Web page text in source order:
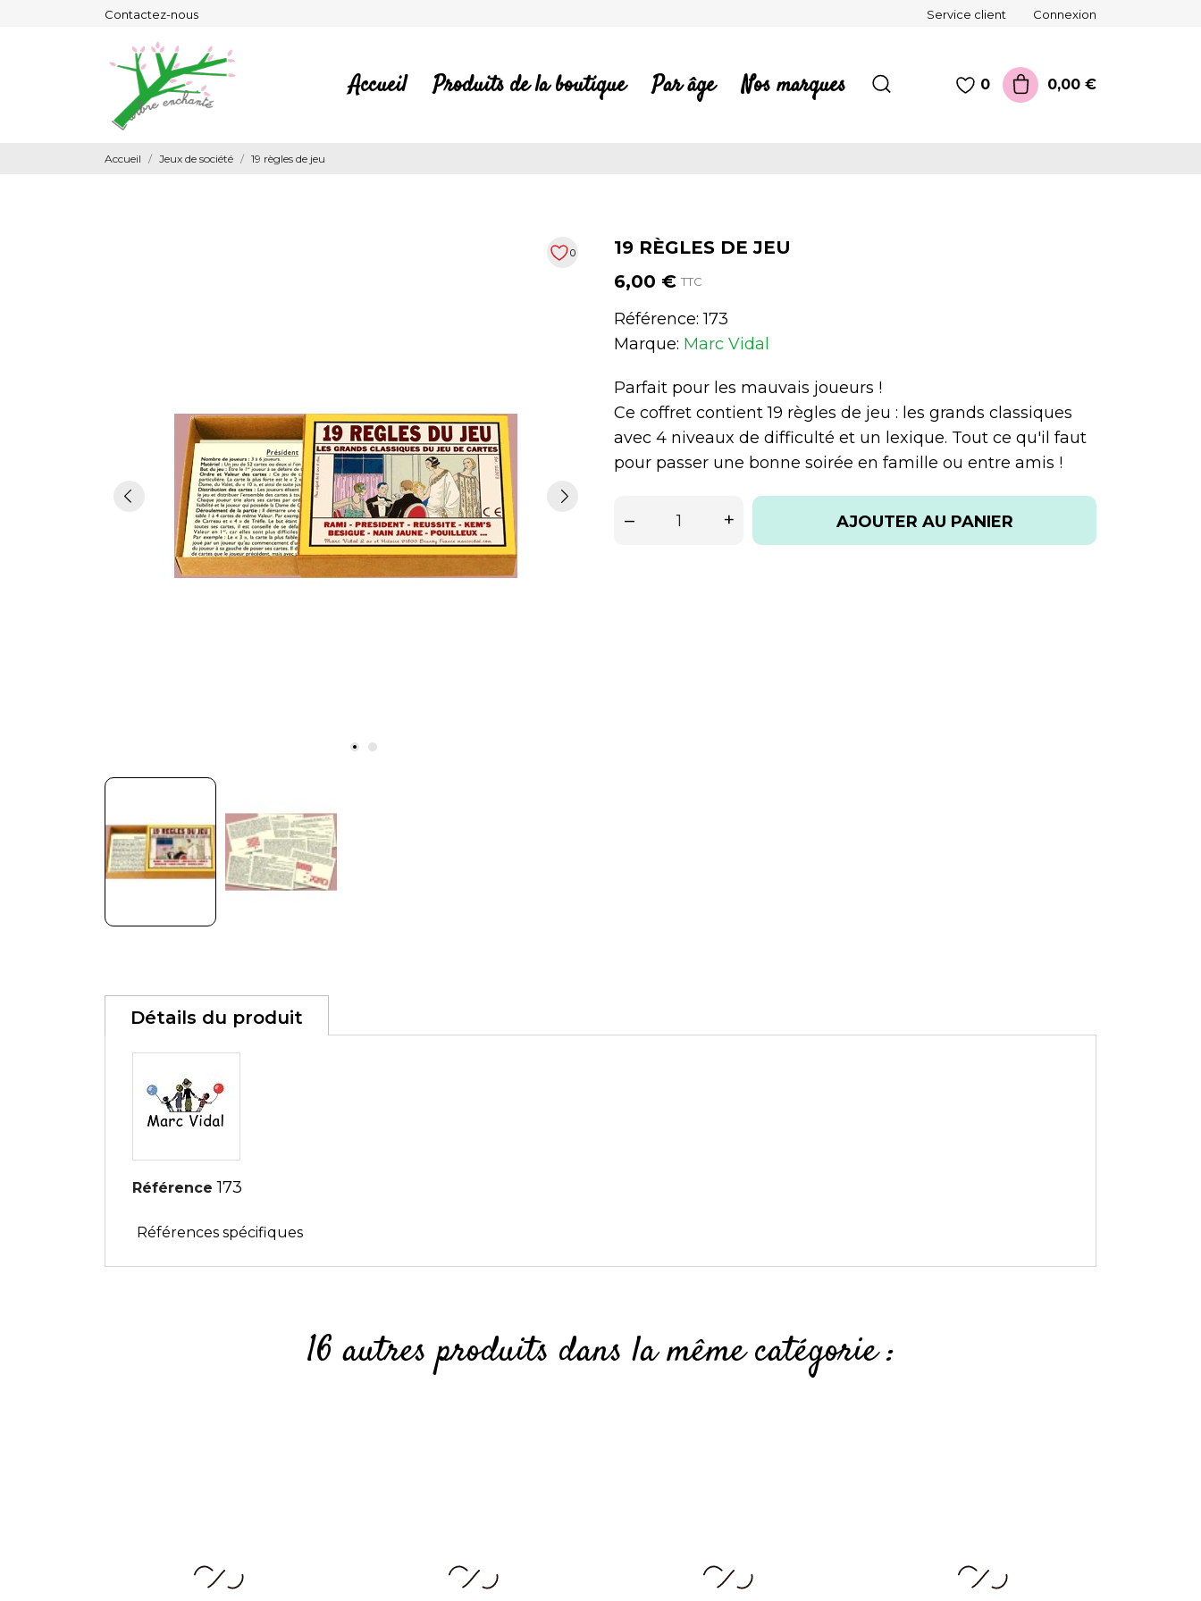
Contactez-nous Service client Connexion
Accueil Produits de la boutique Par âge Nos marques 0 0,00 €
Accueil Jeux de société 19 règles de jeu
0
19 RÈGLES DE JEU
6,00 € TTC
Référence: 173
Marque: Marc Vidal
Parfait pour les mauvais joueurs !
Ce coffret contient 19 règles de jeu : les grands classiques
avec 4 niveaux de difficulté et un lexique. Tout ce qu'il faut
pour passer une bonne soirée en famille ou entre amis !
– + AJOUTER AU PANIER
Détails du produit
Référence 173
Références spécifiques
16 autres produits dans la même catégorie :